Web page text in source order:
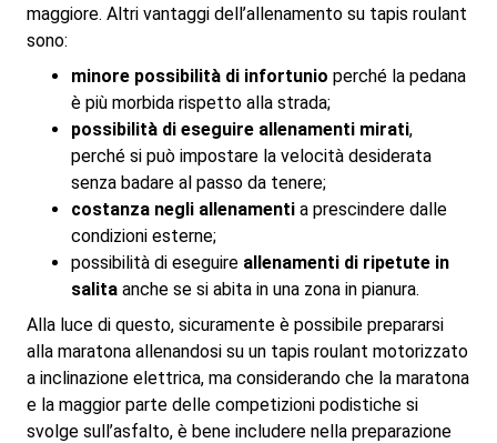
maggiore. Altri vantaggi dell’allenamento su tapis roulant
sono:
minore possibilità di infortunio perché la pedana
è più morbida rispetto alla strada;
possibilità di eseguire allenamenti mirati,
perché si può impostare la velocità desiderata
senza badare al passo da tenere;
costanza negli allenamenti a prescindere dalle
condizioni esterne;
possibilità di eseguire allenamenti di ripetute in
salita anche se si abita in una zona in pianura.
Alla luce di questo, sicuramente è possibile prepararsi
alla maratona allenandosi su un tapis roulant motorizzato
a inclinazione elettrica, ma considerando che la maratona
e la maggior parte delle competizioni podistiche si
svolge sull’asfalto, è bene includere nella preparazione